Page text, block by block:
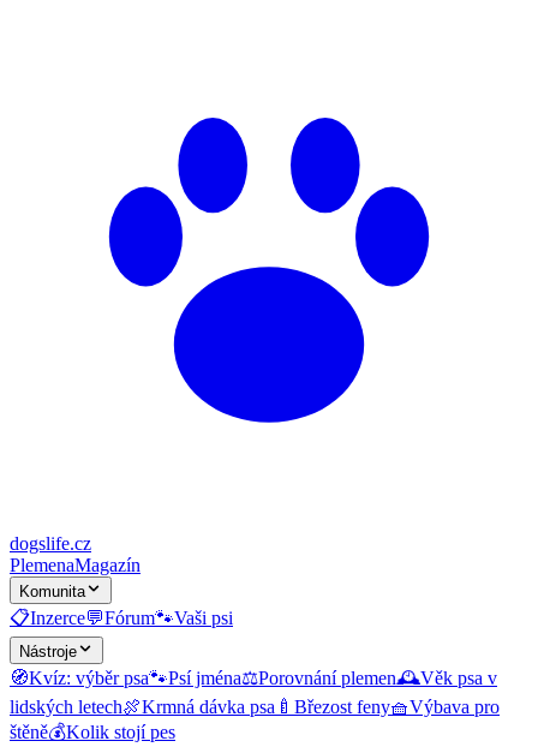
dogslife.cz
PlemenaMagazín
Komunita
📋Inzerce💬Fórum🐾Vaši psi
Nástroje
🧭Kvíz: výběr psa🐾Psí jména⚖️Porovnání plemen🕰️Věk psa v
lidských letech🍖Krmná dávka psa 🍼 Březost feny🧺Výbava pro
štěně💰Kolik stojí pes